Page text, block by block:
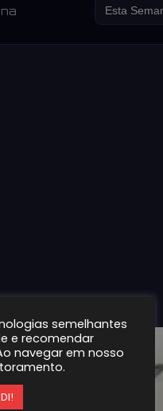
semelhantes
e recomendar
navegar em nosso